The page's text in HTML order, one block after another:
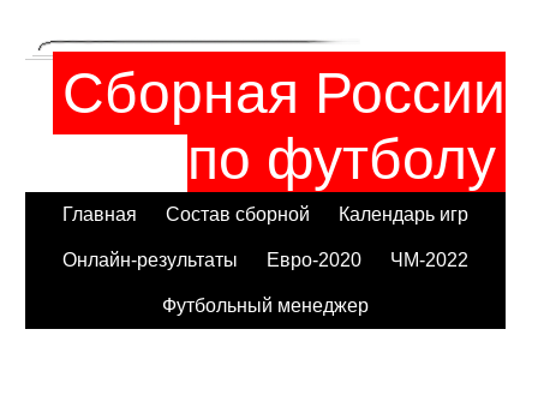
Сборная России
по футболу
Главная Состав сборной Календарь игр
Онлайн-результаты Евро-2020 ЧМ-2022
Футбольный менеджер